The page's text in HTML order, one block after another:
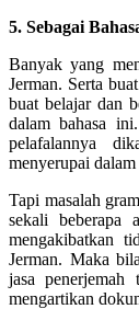
5. Sebagai
Banyak yang
Jerman. Serta
buat belajar dan
dalam bahasa
pelafalannya
menyerupai
Tapi masalah
sekali beberapa
mengakibatkan
Jerman. Maka
jasa penerjemah
mengartikan